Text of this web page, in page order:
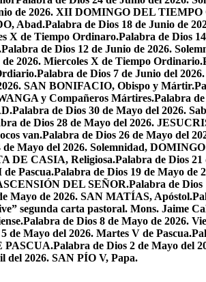
de 2026. XII DOMINGO DEL
Abad.Palabra de Dios 18 de Junio de
X de Tiempo Ordinaro.Palabra de Dios
Palabra de Dios 12 de Junio de 2026.
2026. Miercoles X de Tiempo Ordinario.
Palabra de Dios 7 de Junio del
SAN BONIFACIO, Obispo y Mártir.
y Compañeros Mártires.Palabra
Palabra de Dios 30 de Mayo del 2026.
de Dios 28 de Mayo del 2026.
van.Palabra de Dios 26 de Mayo del
de Mayo del 2026. Solemnidad,
DE CASIA, Religiosa.Palabra de Dios
Pascua.Palabra de Dios 19 de Mayo de
DEL SEÑOR.Palabra de
Mayo de 2026. SAN MATÍAS, Apóstol.
segunda carta pastoral. Mons. Jaime
Palabra de Dios 8 de Mayo de 2026.
de Mayo del 2026. Martes V de Pascua.
PASCUA.Palabra de Dios 2 de Mayo del
del 2026. SAN PÍO V, Papa.